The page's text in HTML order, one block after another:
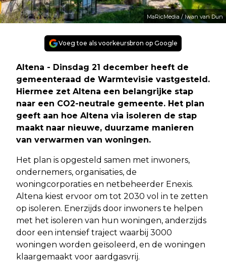
MaRicMedia / Iwan van Dun
Voeg toe als voorkeursbron op Google
Altena - Dinsdag 21 december heeft de
gemeenteraad de Warmtevisie vastgesteld.
Hiermee zet Altena een belangrijke stap
naar een CO2-neutrale gemeente. Het plan
geeft aan hoe Altena via isoleren de stap
maakt naar nieuwe, duurzame manieren
van verwarmen van woningen.
Het plan is opgesteld samen met inwoners,
ondernemers, organisaties, de
woningcorporaties en netbeheerder Enexis.
Altena kiest ervoor om tot 2030 vol in te zetten
op isoleren. Enerzijds door inwoners te helpen
met het isoleren van hun woningen, anderzijds
door een intensief traject waarbij 3000
woningen worden geïsoleerd, en de woningen
klaargemaakt voor aardgasvrij.